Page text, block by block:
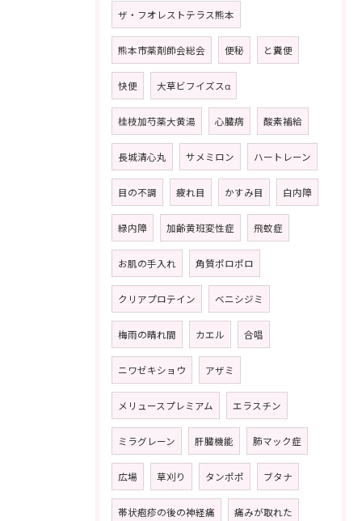
ザ・フオレストテラス熊本
熊本市薬剤師会総会 便秘 と糞便
快便 大草ビフイズスα
桂枝加芍薬大黄湯 心臓病 酸素補給
長城清心丸 サメミロン ハートレーン
目の不調 疲れ目 かすみ目 白内障
緑内障 加齢黄班変性症 飛蚊症
お肌の手入れ 角質ポロポロ
クリアプロテイン ベニシジミ
梅雨の晴れ間 カエル 合唱
ニワゼキショウ アザミ
メリュースプレミアム エラスチン
ミラグレーン 肝臓機能 肺マック症
広場 草刈り タンポポ ブタナ
帯状疱疹の後の神経痛 痛みが取れた